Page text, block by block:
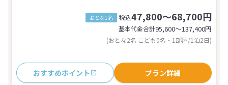
おとな1名 税込47,800～68,700円
基本代金合計95,600〜137,400円
(おとな2名 こども0名・1部屋/1泊2日)
おすすめポイント プラン詳細